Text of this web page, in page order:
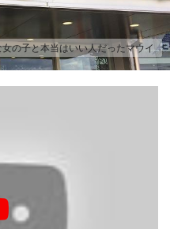
の子と本当はいい人だったマウイ